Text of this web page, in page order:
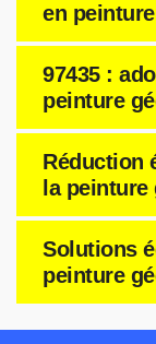
en
97435 :
peinture
Réduction
la
Solutions
peinture